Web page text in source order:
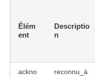
Élém
ent
Descriptio
n
ackno
reconnu_à